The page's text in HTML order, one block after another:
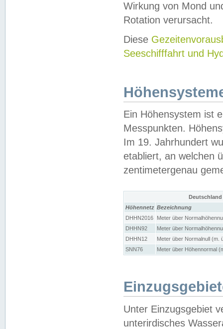
Wirkung von Mond
Rotation verursacht.
Diese
Seeschifffahrt und
Ein Höhensystem ist
Messpunkten.
Im 19. Jahrhundert
etabliert, an welchen
zentimetergenau
Höhennetz Bezeichnung
DHHN2016
Meter über
DHHN92
Meter über
DHHN12
Meter über Normalnull (m.
SNN76
Meter über Höhennormal
Unter Einzugsgebiet
unterirdisches